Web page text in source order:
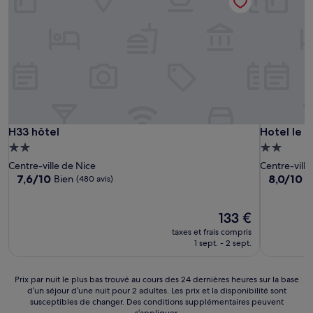
H33 hôtel
H33 hôtel
Hébergement
2.0 étoiles
Centre-ville de Nice
7.6
7,6/10 Bien (480 avis)
Le
nouveau
prix
133 €
133 €
taxes et frais compris
1 sept. - 2 sept.
Hotel le
Hotel le
2.0 étoiles
Centre-
8.0
8,0/10
Prix
Prix par nuit le plus bas trouvé au cours des 24 dernières heures sur la base
d’un séjour d’une nuit pour 2 adultes. Les prix et la disponibilité sont
susceptibles de changer. Des conditions supplémentaires peuvent